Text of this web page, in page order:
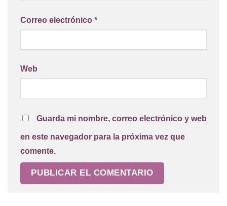
Correo electrónico *
Web
Guarda mi nombre, correo electrónico y web
en este navegador para la próxima vez que
comente.